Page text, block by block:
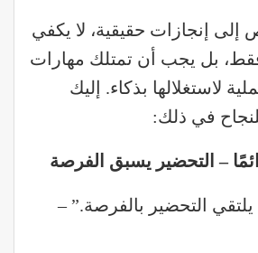
إنجازات حقيقية، لا يكفي
بل يجب أن تمتلك مهارات
لاستغلالها بذكاء. إليك
في ذلك:
– التحضير يسبق الفرصة
التحضير بالفرصة.” –